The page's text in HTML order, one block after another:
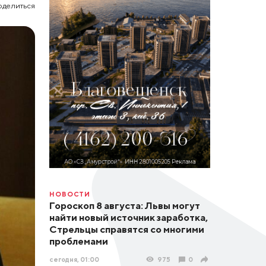
НОВОСТИ
Гороскоп 8 августа: Львы могут
найти новый источник заработка,
Стрельцы справятся со многими
проблемами
сегодня, 01:00 975 0